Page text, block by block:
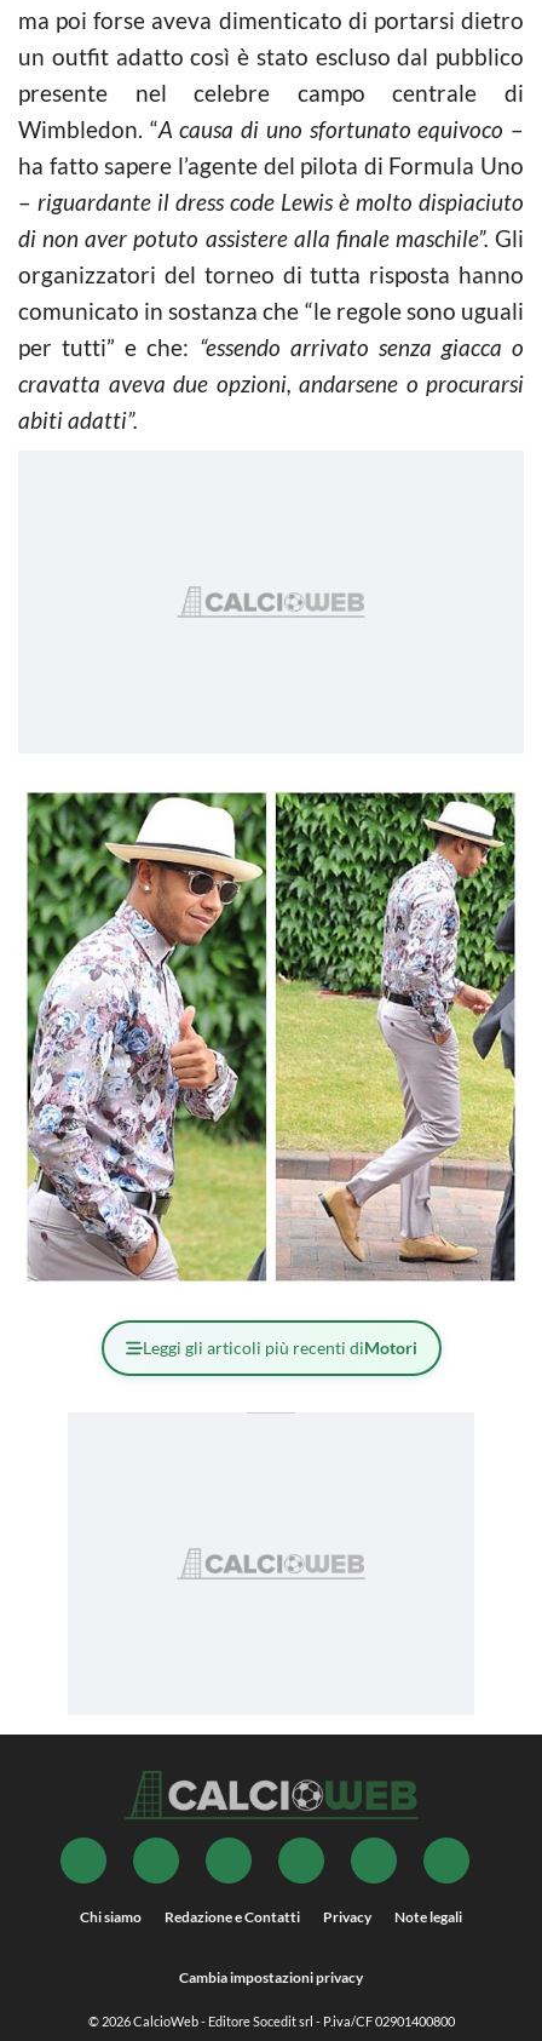
ma poi forse aveva dimenticato di portarsi dietro
un outfit adatto così è stato escluso dal pubblico
presente nel celebre campo centrale di
Wimbledon. “A causa di uno sfortunato equivoco –
ha fatto sapere l’agente del pilota di Formula Uno
– riguardante il dress code Lewis è molto dispiaciuto
di non aver potuto assistere alla finale maschile”. Gli
organizzatori del torneo di tutta risposta hanno
comunicato in sostanza che “le regole sono uguali
per tutti” e che: “essendo arrivato senza giacca o
cravatta aveva due opzioni, andarsene o procurarsi
abiti adatti”.
Leggi gli articoli più recenti diMotori
Chi siamo Redazione e Contatti Privacy Note legali
Cambia impostazioni privacy
© 2026CalcioWeb- Editore Socedit srl - P.iva/CF 02901400800